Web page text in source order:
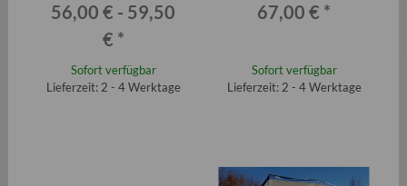
56,00 € - 59,50
€ *
Sofort verfügbar
Lieferzeit: 2 - 4 Werktage
67,00 € *
Sofort verfügbar
Lieferzeit: 2 - 4 Werktage